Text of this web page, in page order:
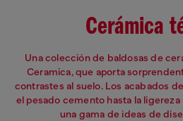
Cerámica
Una colección de baldosas de
Ceramica, que aporta
contrastes al suelo. Los acabados
el pesado cemento hasta la
una gama de ideas de